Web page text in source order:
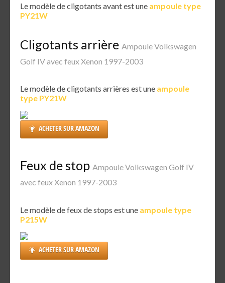
Le modèle de cligotants avant est une ampoule type
PY21W
Cligotants arrière Ampoule Volkswagen
Golf IV avec feux Xenon 1997-2003
Le modèle de cligotants arrières est une ampoule
type PY21W
ACHETER SUR AMAZON
Feux de stop Ampoule Volkswagen Golf IV
avec feux Xenon 1997-2003
Le modèle de feux de stops est une ampoule type
P215W
ACHETER SUR AMAZON